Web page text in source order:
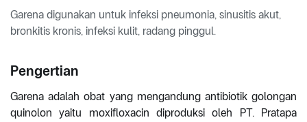
Garena digunakan untuk infeksi pneumonia, sinusitis akut,
bronkitis kronis, infeksi kulit, radang pinggul.
Pengertian
Garena adalah obat yang mengandung antibiotik golongan
quinolon yaitu moxifloxacin diproduksi oleh PT. Pratapa